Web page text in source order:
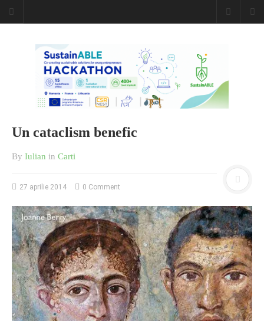
Caiet de
insemnari
DESCARCĂ!
O poveste in care sexul se
Un cataclism benefic
By Iulian in Carti
27 aprilie 2014 0 Comment